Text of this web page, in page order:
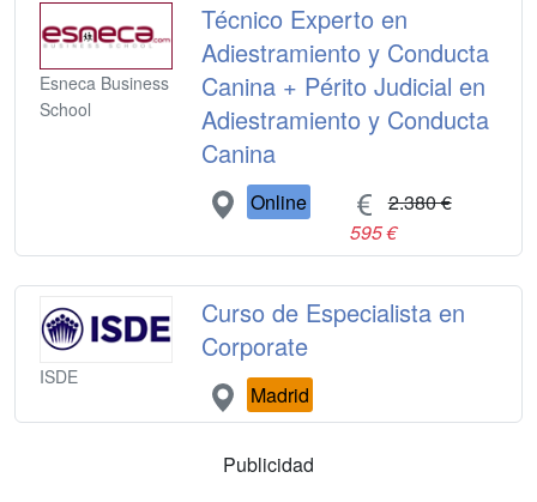
Esneca Business
School
Técnico Experto en
Adiestramiento y Conducta
Canina + Périto Judicial en
Adiestramiento y Conducta
Canina
Online
2.380 €
595 €
ISDE
Curso de Especialista en
Corporate
Madrid
Publicidad